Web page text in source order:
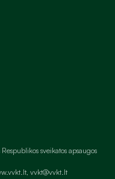
sveikatos apsaugos
vvkt@vvkt.lt